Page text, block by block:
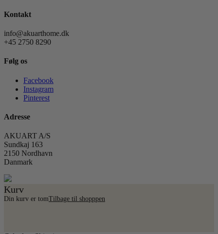
Kontakt
info@akuarthome.dk
+45 2750 8290
Følg os
Facebook
Instagram
Pinterest
Adresse
AKUART A/S
Sundkaj 163
2150 Nordhavn
Danmark
Kurv
Din kurv er tomTilbage til shopppen